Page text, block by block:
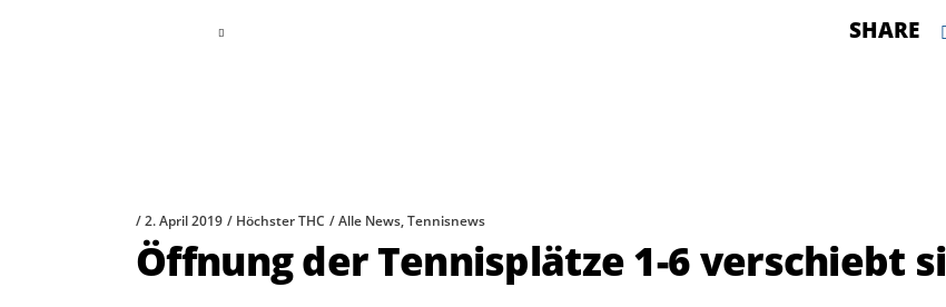
SHARE
2. April 2019 Höchster THC Alle News,Tennisnews
Öffnung der Tennisplätze 1-6 verschiebt